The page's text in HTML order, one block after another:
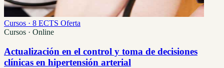
Cursos · 8 ECTS Oferta
Cursos · Online
Actualización en el control y toma de decisiones
clínicas en hipertensión arterial